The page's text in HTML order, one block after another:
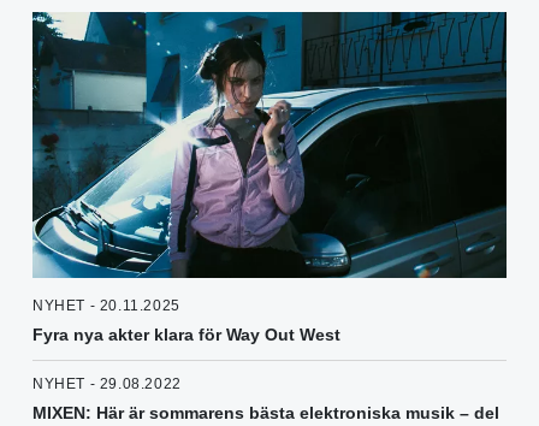
NYHET - 20.11.2025
Fyra nya akter klara för Way Out West
NYHET - 29.08.2022
MIXEN: Här är sommarens bästa elektroniska musik – del